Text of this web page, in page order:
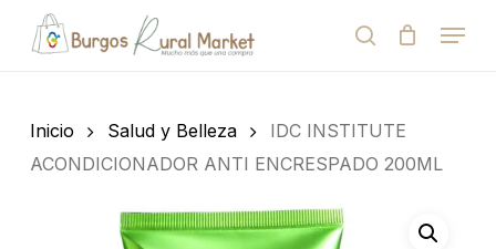
de
search
Menu
Cart
Inicio Salud y Belleza
IDC INSTITUTE
ACONDICIONADOR ANTI ENCRESPADO 200ML